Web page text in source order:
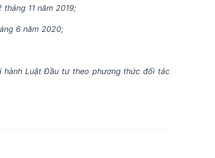
11 năm 2019;
6 năm 2020;
hành Luật Đầu tư theo phương thức đối tác